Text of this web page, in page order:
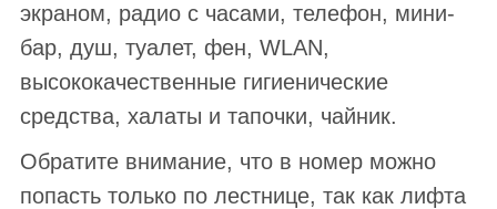
экраном, радио с часами, телефон, мини-
бар, душ, туалет, фен, WLAN,
высококачественные гигиенические
средства, халаты и тапочки, чайник.
Обратите внимание, что в номер можно
попасть только по лестнице, так как лифта